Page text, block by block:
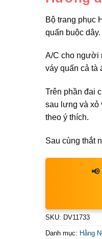
Bộ trang phục
quấn buộc dây.
A/C cho người
váy quấn cả tà
Trên phần đai
sau lưng và xỏ
theo ý thích.
Sau cùng thắt
📢
SKU: DV11733
Danh mục: Hằng